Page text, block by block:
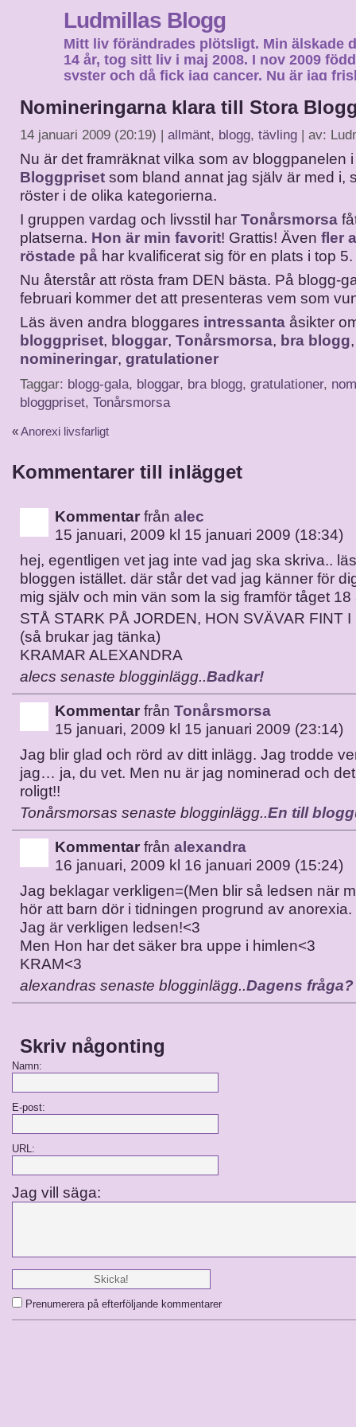
Ludmillas Blogg
Mitt liv förändrades plötsligt. Min älskade
14 år, tog sitt liv i maj 2008. I nov 2009
syster och då fick jag cancer. Nu är jag
Nomineringarna klara till Stora
14 januari 2009 (20:19) | allmänt, blogg, tävling | av:
Nu är det framräknat vilka som av bloggpanelen
Bloggpriset som bland annat jag själv är med i,
röster i de olika kategorierna.
I gruppen vardag och livsstil har Tonårsmorsa
platserna. Hon är min favorit! Grattis! Även fler
röstade på har kvalificerat sig för en plats i top 5.
Nu återstår att rösta fram DEN bästa. På blogg-
februari kommer det att presenteras vem som
Läs även andra bloggares intressanta åsikter
bloggpriset, bloggar, Tonårsmorsa, bra blogg
nomineringar, gratulationer
Taggar: blogg-gala, bloggar, bra blogg, gratulationer,
bloggpriset, Tonårsmorsa
«Anorexi livsfarligt
Kommentarer till inlägget
Kommentar från alec
15 januari, 2009 kl 15 januari 2009 (18:34)
hej, egentligen vet jag inte vad jag ska skriva..
bloggen istället. där står det vad jag känner för
mig själv och min vän som la sig framför tåget 18
STÅ STARK PÅ JORDEN, HON SVÄVAR FINT I
(så brukar jag tänka)
KRAMAR ALEXANDRA
alecs senaste blogginlägg..Badkar!
Kommentar från Tonårsmorsa
15 januari, 2009 kl 15 januari 2009 (23:14)
Jag blir glad och rörd av ditt inlägg. Jag trodde
jag… ja, du vet. Men nu är jag nominerad och
roligt!!
Tonårsmorsas senaste blogginlägg..En till
Kommentar från alexandra
16 januari, 2009 kl 16 januari 2009 (15:24)
Jag beklagar verkligen=(Men blir så ledsen när
hör att barn dör i tidningen progrund av anorexia.
Jag är verkligen ledsen!<3
Men Hon har det säker bra uppe i himlen<3
KRAM<3
alexandras senaste blogginlägg..Dagens fråga?
Skriv någonting
Namn:
E-post:
URL:
Jag vill säga:
Prenumerera på efterföljande kommentarer